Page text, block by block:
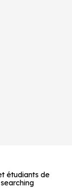
étudiants de